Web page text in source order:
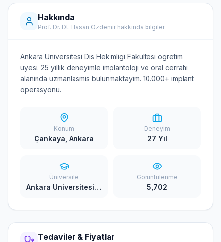
Hakkında
Prof. Dr. Dt. Hasan Ozdemir hakkında bilgiler
Ankara Universitesi Dis Hekimligi Fakultesi ogretim
uyesi. 25 yillik deneyimle implantoloji ve oral cerrahi
alaninda uzmanlasmis bulunmaktayim. 10.000+ implant
operasyonu.
Konum
Çankaya, Ankara
Deneyim
27 Yıl
Üniversite
Ankara Universitesi Dis Hekimligi
Görüntülenme
5,702
Tedaviler & Fiyatlar